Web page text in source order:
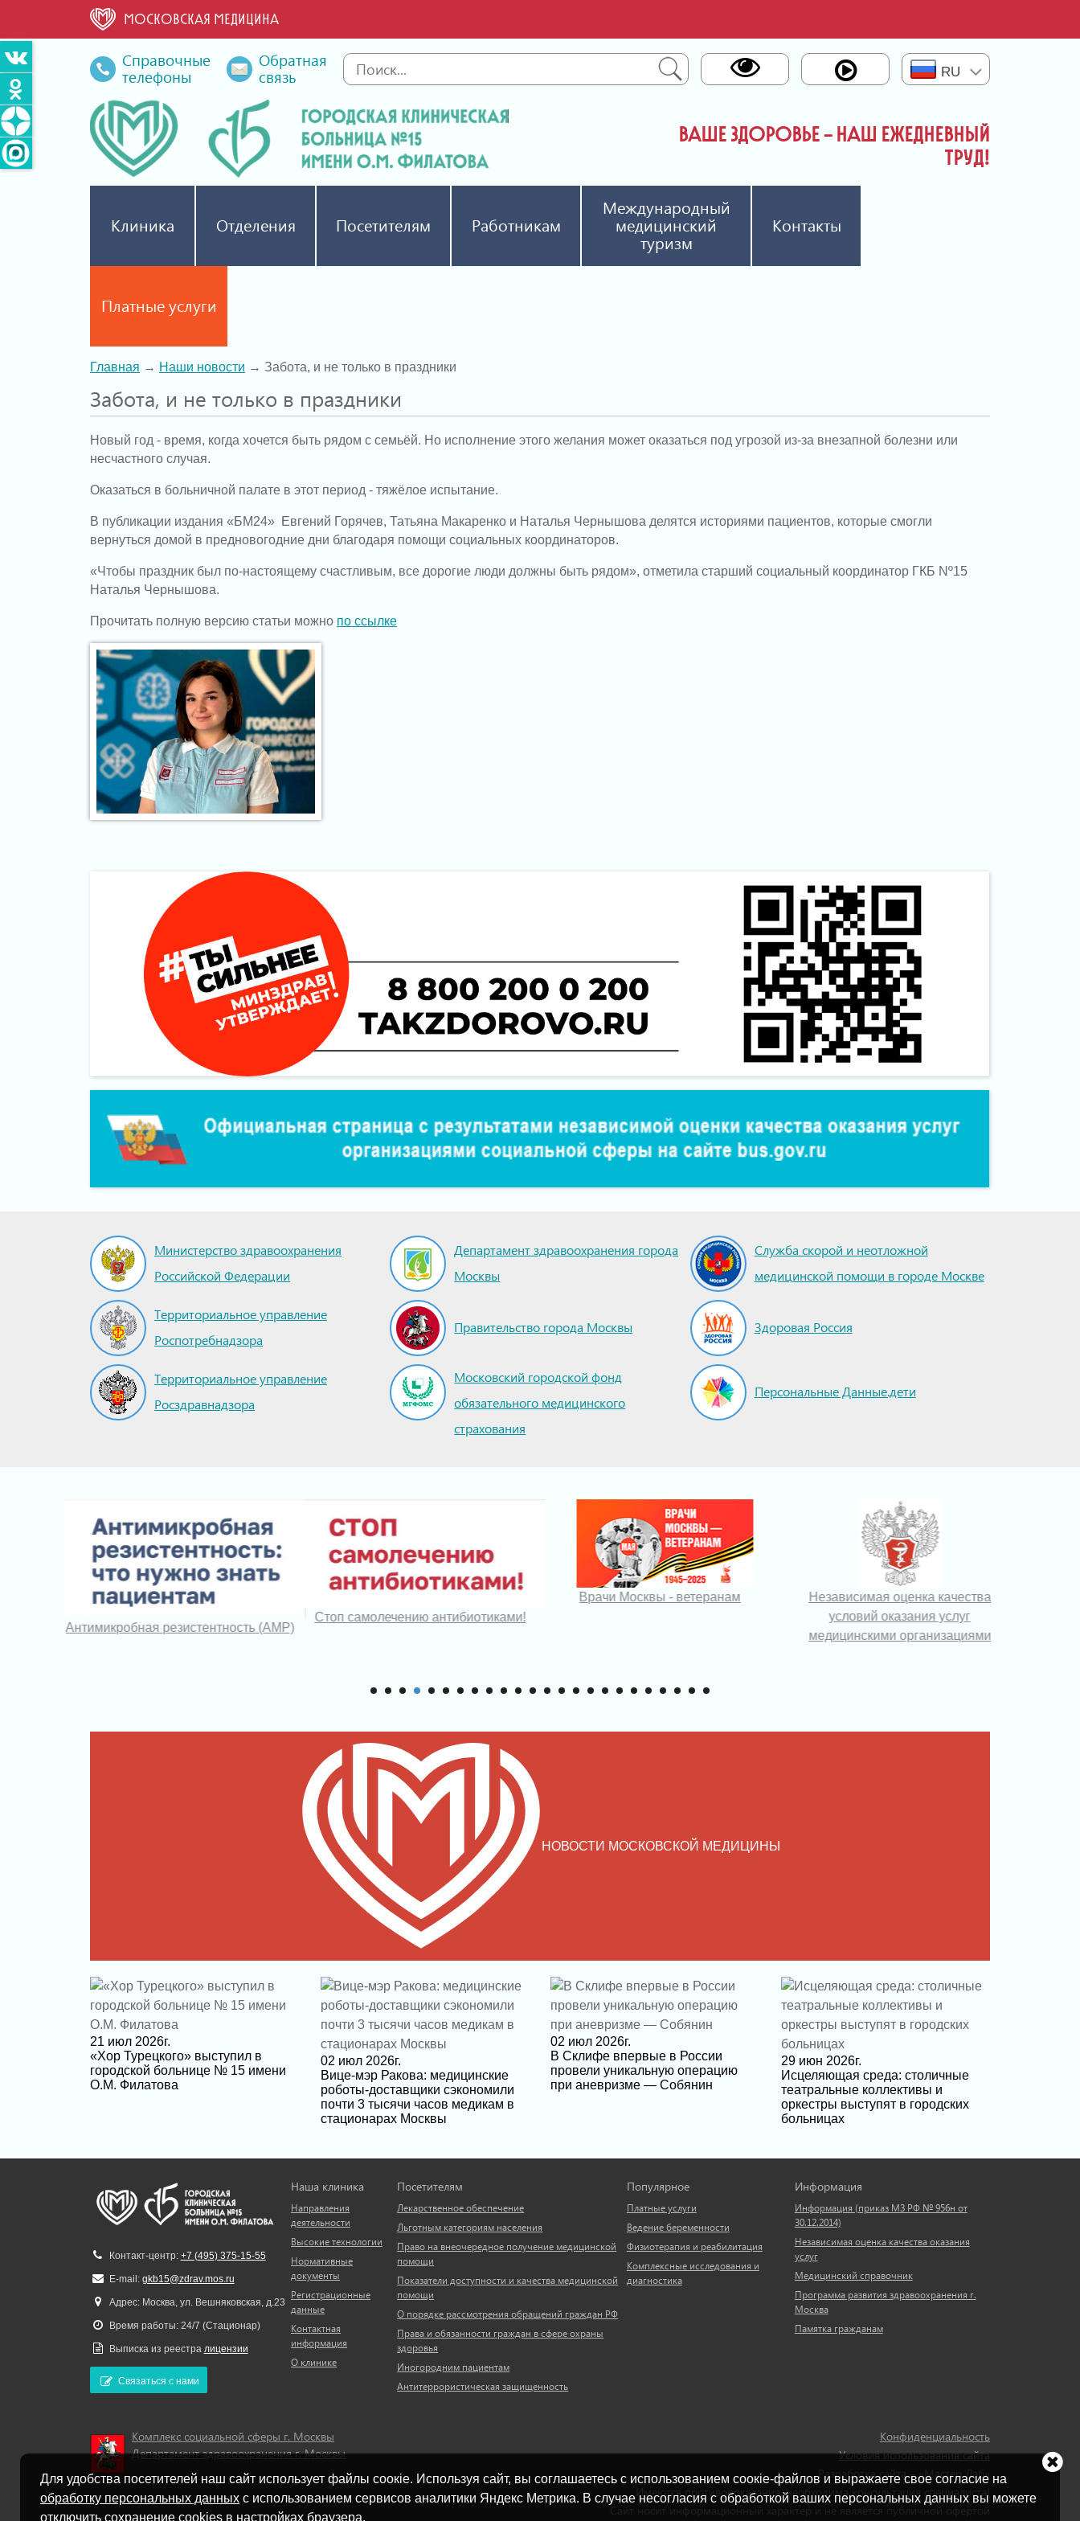
Для удобства посетителей наш сайт использует файлы cоокіe. Используя сайт, вы соглашаетесь с использованием соокіе-файлов и выражаете свое согласие на
обработку персональных данных с использованием сервисов аналитики Яндекс Метрика. В случае несогласия с обработкой ваших персональных данных вы можете
отключить сохранение cookies в настройках браузера.
МОСКОВСКАЯ МЕДИЦИНА
Справочные
телефоны
Обратная
связь
RU
ВАШЕ ЗДОРОВЬЕ – НАШ ЕЖЕДНЕВНЫЙ
ТРУД!
Клиника Отделения Посетителям Работникам
Международный
медицинский
туризм
Контакты
Платные услуги
Главная → Наши новости → Забота, и не только в праздники
Забота, и не только в праздники
Новый год - время, когда хочется быть рядом с семьёй. Но исполнение этого желания может оказаться под угрозой из-за внезапной болезни или
несчастного случая.
Оказаться в больничной палате в этот период - тяжёлое испытание.
В публикации издания «БМ24» Евгений Горячев, Татьяна Макаренко и Наталья Чернышова делятся историями пациентов, которые смогли
вернуться домой в предновогодние дни благодаря помощи социальных координаторов.
«Чтобы праздник был по-настоящему счастливым, все дорогие люди должны быть рядом», отметила старший социальный координатор ГКБ Nº15
Наталья Чернышова.
Прочитать полную версию статьи можно по ссылке
Министерство здравоохранения
Российской Федерации
Территориальное управление
Роспотребнадзора
Территориальное управление
Росздравнадзора
Департамент здравоохранения города
Москвы
Правительство города Москвы
Московский городской фонд
обязательного медицинского
страхования
Служба скорой и неотложной
медицинской помощи в городе Москве
Здоровая Россия
Персональные Данные.дети
Антимикробная резистентность (АМР)
Стоп самолечению антибиотиками!
Врачи Москвы - ветеранам
Независимая оценка качества
условий оказания услуг
медицинскими организациями
НОВОСТИ МОСКОВСКОЙ МЕДИЦИНЫ
21 июл 2026г.
«Хор Турецкого» выступил в
городской больнице № 15 имени
О.М. Филатова
02 июл 2026г.
Вице-мэр Ракова: медицинские
роботы-доставщики сэкономили
почти 3 тысячи часов медикам в
стационарах Москвы
02 июл 2026г.
В Склифе впервые в России
провели уникальную операцию
при аневризме — Собянин
29 июн 2026г.
Исцеляющая среда: столичные
театральные коллективы и
оркестры выступят в городских
больницах
Контакт-центр: +7 (495) 375-15-55
E-mail: gkb15@zdrav.mos.ru
Адрес: Москва, ул. Вешняковская, д.23
Время работы: 24/7 (Стационар)
Выписка из реестра лицензии
Связаться с нами
Наша клиника
Направления
деятельности
Высокие технологии
Нормативные
документы
Регистрационные
данные
Контактная
информация
О клинике
Посетителям
Лекарственное обеспечение
Льготным категориям населения
Право на внеочередное получение медицинской
помощи
Показатели доступности и качества медицинской
помощи
О порядке рассмотрения обращений граждан РФ
Права и обязанности граждан в сфере охраны
здоровья
Иногородним пациентам
Антитеррористическая защищенность
Популярное
Платные услуги
Ведение беременности
Физиотерапия и реабилитация
Комплексные исследования и
диагностика
Информация
Информация (приказ МЗ РФ № 956н от
30.12.2014)
Независимая оценка качества оказания
услуг
Медицинский справочник
Программа развития здравоохранения г.
Москва
Памятка гражданам
Комплекс социальной сферы г. Москвы
Департамент здравоохранения г. Москвы
Конфиденциальность
Условия использования сайта
Разработка сайта – «Мастер Лаб»
Имеются противопоказания, необходима консультация специалиста!
Сайт носит информационный характер и не является публичной офертой